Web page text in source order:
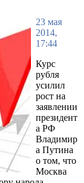
23 мая
2014,
17:44
Курс
рубля
усилил
рост на
заявлении
президент
а РФ
Владимир
а Путина
о том, что
Москва